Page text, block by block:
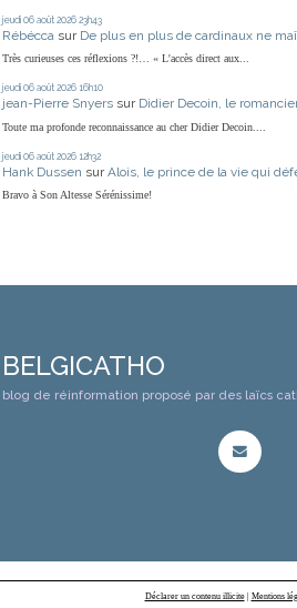
jeudi 06 août 2026 23h43
Rébécca sur De plus en plus de cardinaux ne
Très curieuses ces réflexions ?!… « L'accès direct aux...
jeudi 06 août 2026 16h10
jean-Pierre Snyers sur Didier Decoin, le
Toute ma profonde reconnaissance au cher Didier Decoin....
jeudi 06 août 2026 12h32
Hank Dussen sur Alois, le prince de la vie qui
Bravo à Son Altesse Sérénissime!
BELGICATHO
blog de réinformation proposé par des laïcs
Déclarer un contenu illicite| Mentions